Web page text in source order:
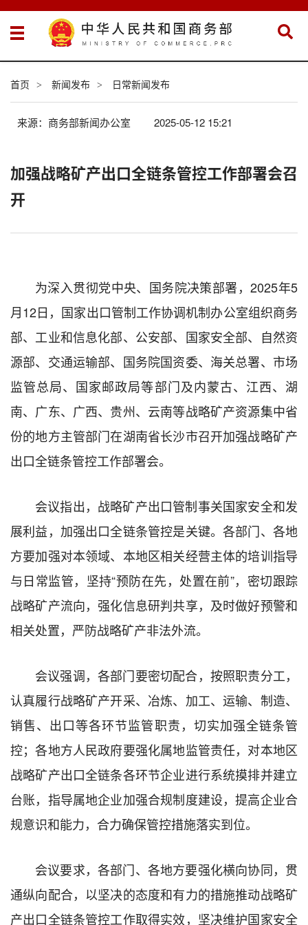
首页 > 新闻发布 > 日常新闻发布
来源：商务部新闻办公室 2025-05-12 15:21
加强战略矿产出口全链条管控工作部署会召
开
为深入贯彻党中央、国务院决策部署，2025年5
月12日，国家出口管制工作协调机制办公室组织商务
部、工业和信息化部、公安部、国家安全部、自然资
源部、交通运输部、国务院国资委、海关总署、市场
监管总局、国家邮政局等部门及内蒙古、江西、湖
南、广东、广西、贵州、云南等战略矿产资源集中省
份的地方主管部门在湖南省长沙市召开加强战略矿产
出口全链条管控工作部署会。
会议指出，战略矿产出口管制事关国家安全和发
展利益，加强出口全链条管控是关键。各部门、各地
方要加强对本领域、本地区相关经营主体的培训指导
与日常监管，坚持“预防在先，处置在前”，密切跟踪
战略矿产流向，强化信息研判共享，及时做好预警和
相关处置，严防战略矿产非法外流。
会议强调，各部门要密切配合，按照职责分工，
认真履行战略矿产开采、冶炼、加工、运输、制造、
销售、出口等各环节监管职责，切实加强全链条管
控；各地方人民政府要强化属地监管责任，对本地区
战略矿产出口全链条各环节企业进行系统摸排并建立
台账，指导属地企业加强合规制度建设，提高企业合
规意识和能力，合力确保管控措施落实到位。
会议要求，各部门、各地方要强化横向协同，贯
通纵向配合，以坚决的态度和有力的措施推动战略矿
产出口全链条管控工作取得实效，坚决维护国家安全